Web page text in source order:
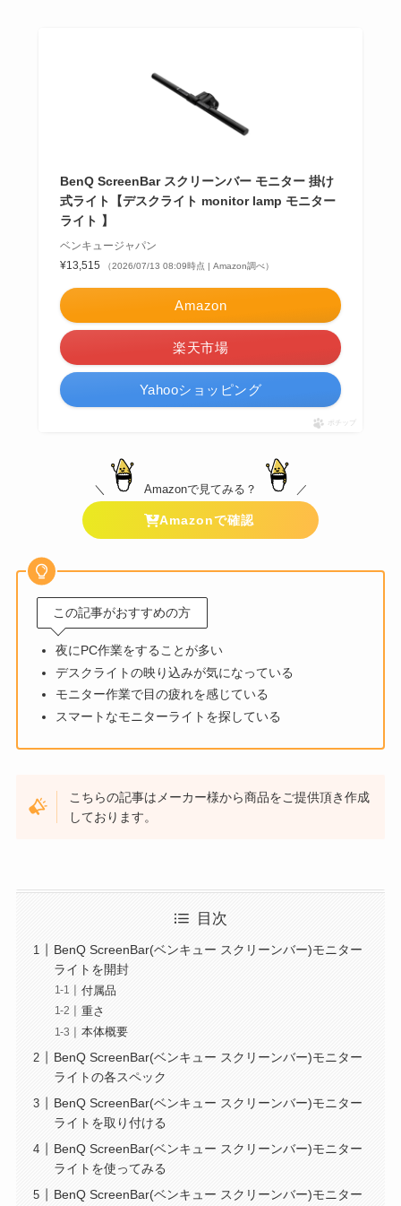
BenQ ScreenBar スクリーンバー モニター 掛け
式ライト【デスクライト monitor lamp モニター
ライト 】
ベンキュージャパン
¥13,515
（2026/07/13 08:09時点 | Amazon調べ）
Amazon
楽天市場
Yahooショッピング
ポチップ
＼ Amazonで見てみる？ ／
Amazonで確認
この記事がおすすめの方
夜にPC作業をすることが多い
デスクライトの映り込みが気になっている
モニター作業で目の疲れを感じている
スマートなモニターライトを探している
こちらの記事はメーカー様から商品をご提供頂き作成
しております。
目次
BenQ ScreenBar(ベンキュー スクリーンバー)モニター
ライトを開封
付属品
重さ
本体概要
BenQ ScreenBar(ベンキュー スクリーンバー)モニター
ライトの各スペック
BenQ ScreenBar(ベンキュー スクリーンバー)モニター
ライトを取り付ける
BenQ ScreenBar(ベンキュー スクリーンバー)モニター
ライトを使ってみる
BenQ ScreenBar(ベンキュー スクリーンバー)モニター